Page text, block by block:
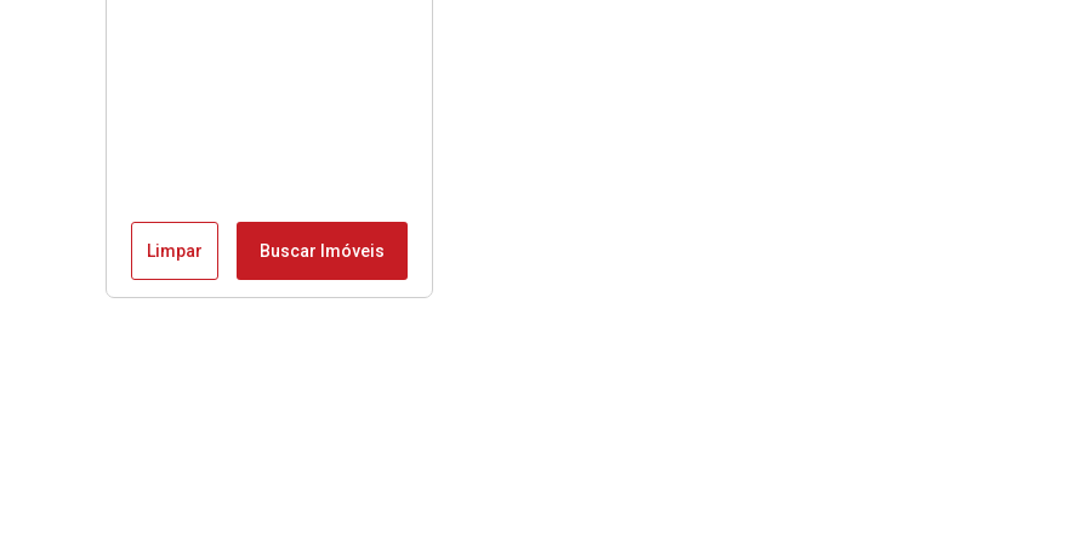
Limpar Buscar Imóveis